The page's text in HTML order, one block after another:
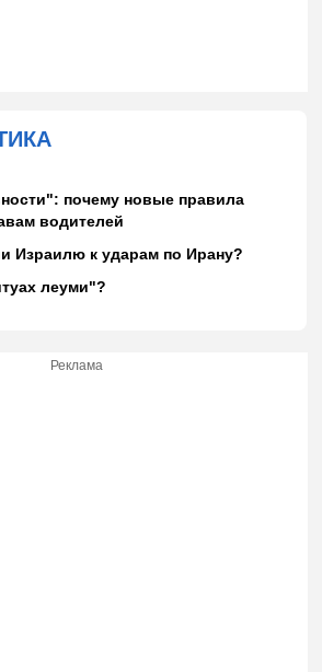
почему новые правила
водителей
Израилю к ударам по Ирану?
леуми"?
Реклама